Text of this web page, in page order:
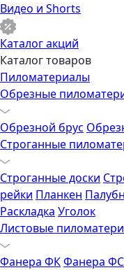
Видео и Shorts
Каталог акций
Каталог товаров
Пиломатериалы
Обрезные
Обрезной брус
Строганные
Строганные доски
рейки Планкен
Раскладка Уголок
Листовые
Фанера ФКФанера